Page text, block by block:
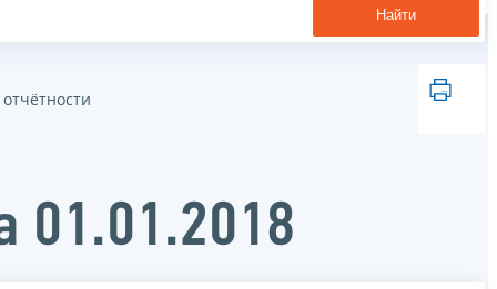
Найти
01.01.2018